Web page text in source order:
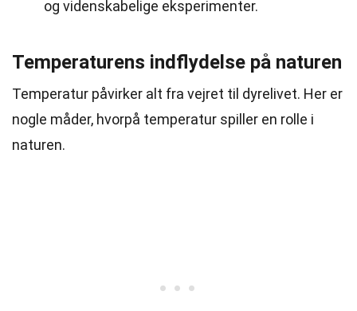
og videnskabelige eksperimenter.
Temperaturens indflydelse på naturen
Temperatur påvirker alt fra vejret til dyrelivet. Her er
nogle måder, hvorpå temperatur spiller en rolle i
naturen.